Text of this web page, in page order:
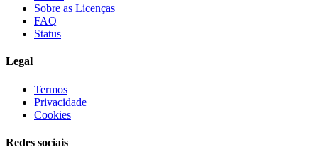
Sobre as Licenças
FAQ
Status
Legal
Termos
Privacidade
Cookies
Redes sociais